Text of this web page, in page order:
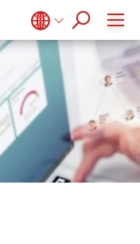
en
fr
pt
en
fr
de
en